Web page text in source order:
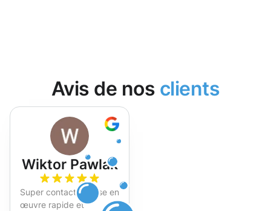
Avis de nos clients
Wiktor Pawlak
Super contact et mise en
œuvre rapide et